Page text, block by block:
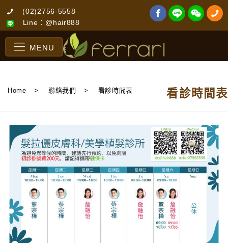
(02)2756-5558
Line：@hair888
MENU
看診時間表
Home > 聯絡我們 > 看診時間表